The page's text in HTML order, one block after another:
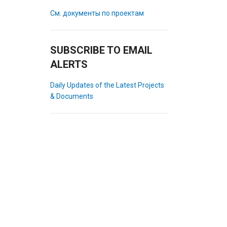
См. документы по проектам
SUBSCRIBE TO EMAIL
ALERTS
Daily Updates of the Latest Projects
& Documents